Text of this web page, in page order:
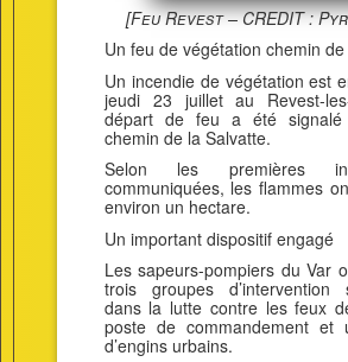
[Feu Revest – CREDIT :
Un feu de végétation chemin
Un incendie de végétation est
jeudi 23 juillet au Revest-
départ de feu a été
chemin de la Salvatte.
Selon les premières
communiquées, les flammes
environ un hectare.
Un important dispositif engagé
Les sapeurs-pompiers du Var
trois groupes d’intervention
dans la lutte contre les feux
poste de commandement et
d’engins urbains.